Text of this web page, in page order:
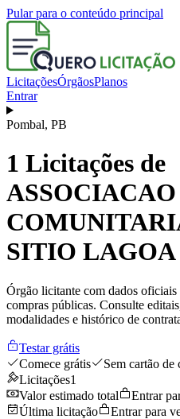
Pular para o conteúdo principal
LicitaçõesÓrgãosPlanos
Entrar
Pombal, PB
1 Licitações de
ASSOCIACAO
SITIO
Órgão licitante com dados
compras públicas. Consulte
modalidades e histórico de
Testar grátis
Comece grátis
Sem cartão de
Licitações1
Valor estimado total
Entrar
Última licitação
Entrar para